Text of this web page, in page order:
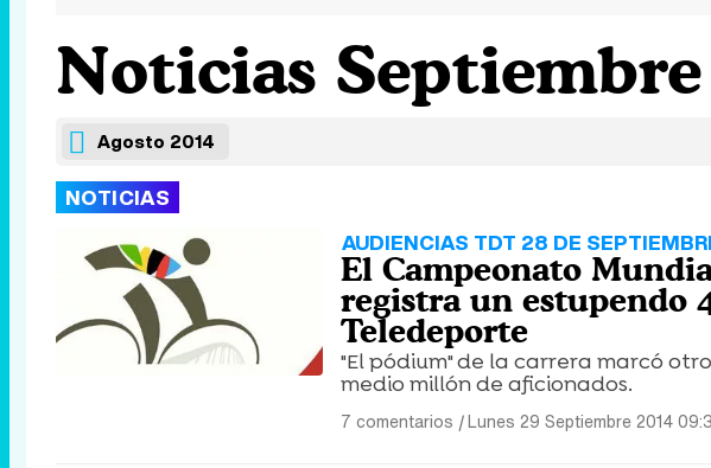
Noticias
Agosto 2014
NOTICIAS
AUDIENCIAS TDT 28 DE
El Campeonato
registra un estupendo
Teledeporte
"El pódium" de la carrera marcó
medio millón de aficionados.
7 comentarios |Lunes 29 Septiembre 2014